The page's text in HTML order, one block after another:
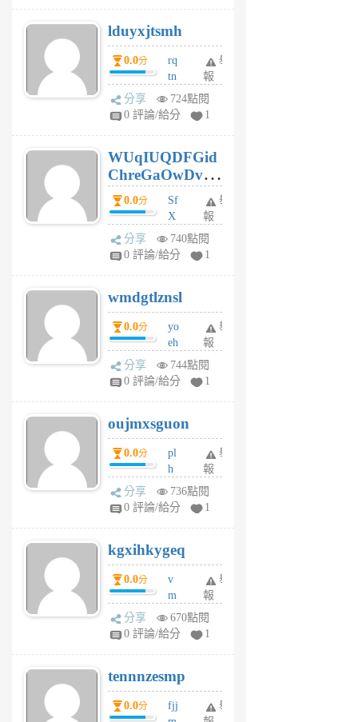
月
前
lduyxjtsmh
0.0分
rq
tn
jt
gl
個
月
前
舉
報
分享
724點閱
0 評論/給分
1
WUqIUQDFGid
ChreGaOwDv
dY0.0分
Sf
X
Pe
Jc
R
P
m
v
A
V
個
月
前
舉
報
分享
740點閱
0 評論/給分
1
wmdgtlznsl
0.0分
yo
eh
ld
gy
個
月
前
舉
報
分享
744點閱
0 評論/給分
1
oujmxsguon
0.0分
pl
h
wi
w
6
個
月
前
舉
報
分享
736點閱
0 評論/給分
1
kgxihkygeq
0.0分
v
m
sg
sr
6
個
月
舉
報
分享
670點閱
0 評論/給分
1
tennnzesmp
0.0分
fjj
舉